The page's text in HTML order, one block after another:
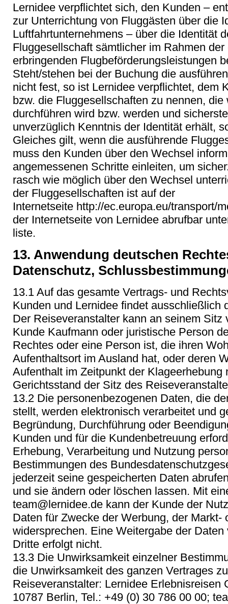
Lernidee verpflichtet sich, den Kunden –
zur Unterrichtung von Fluggästen über die
Luftfahrtunternehmens – über die Identität
Fluggesellschaft sämtlicher im Rahmen
erbringenden Flugbeförderungsleistungen
Steht/stehen bei der Buchung die
nicht fest, so ist Lernidee verpflichtet, dem
bzw. die Fluggesellschaften zu nennen,
durchführen wird bzw. werden und
unverzüglich Kenntnis der Identität erhält,
Gleiches gilt, wenn die ausführende
muss den Kunden über den Wechsel
angemessenen Schritte einleiten, um
rasch wie möglich über den Wechsel
der Fluggesellschaften ist auf der
Internetseite http://ec.europa.eu/transport/
der Internetseite von Lernidee abrufbar
liste.
13. Anwendung deutschen
Datenschutz,
13.1 Auf das gesamte Vertrags- und
Kunden und Lernidee findet ausschließlich
Der Reiseveranstalter kann an seinem
Kunde Kaufmann oder juristische Person
Rechtes oder eine Person ist, die ihren
Aufenthaltsort im Ausland hat, oder deren
Aufenthalt im Zeitpunkt der Klageerhebung
Gerichtsstand der Sitz des
13.2 Die personenbezogenen Daten, die
stellt, werden elektronisch verarbeitet und
Begründung, Durchführung oder
Kunden und für die Kundenbetreuung
Erhebung, Verarbeitung und Nutzung
Bestimmungen des
jederzeit seine gespeicherten Daten
und sie ändern oder löschen lassen. Mit
team@lernidee.de kann der Kunde der
Daten für Zwecke der Werbung, der Markt-
widersprechen. Eine Weitergabe der
Dritte erfolgt nicht.
13.3 Die Unwirksamkeit einzelner
die Unwirksamkeit des ganzen Vertrages
Reiseveranstalter: Lernidee Erlebnisreisen
10787 Berlin, Tel.: +49 (0) 30 786 00 00;